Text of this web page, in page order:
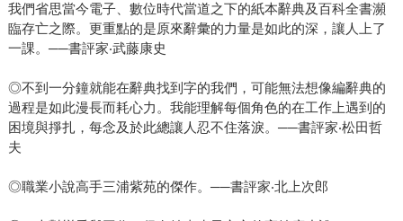
我們省思當今電子、數位時代當道之下的紙本辭典及百科全書瀕
臨存亡之際。更重點的是原來辭彙的力量是如此的深，讓人上了
一課。──書評家‧武藤康史
◎不到一分鐘就能在辭典找到字的我們，可能無法想像編辭典的
過程是如此漫長而耗心力。我能理解每個角色的在工作上遇到的
困境與掙扎，每念及於此總讓人忍不住落淚。──書評家‧松田哲
夫
◎職業小說高手三浦紫苑的傑作。──書評家‧北上次郎